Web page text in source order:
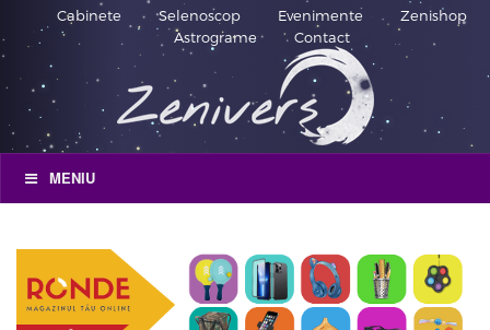
Cabinete Selenoscop Evenimente
Zenishop
Astrograme
Contact
MENIU